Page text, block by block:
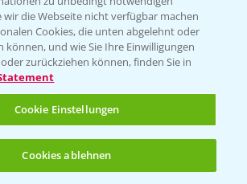
Folgen Sie uns
wir die Webseite nicht verfügbar machen
Cookies, die unten abgelehnt oder
können, und wie Sie Ihre Einwilligungen
zurückziehen können, finden Sie in
Cookie Einstellungen
Cookies ablehnen